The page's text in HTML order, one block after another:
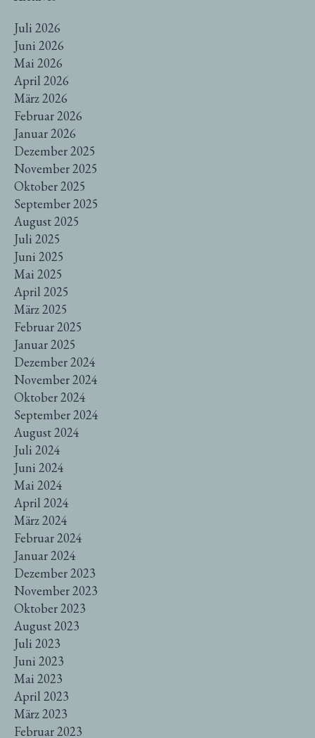
Juli 2026
Juni 2026
Mai 2026
April 2026
März 2026
Februar 2026
Januar 2026
Dezember 2025
November 2025
Oktober 2025
September 2025
August 2025
Juli 2025
Juni 2025
Mai 2025
April 2025
März 2025
Februar 2025
Januar 2025
Dezember 2024
November 2024
Oktober 2024
September 2024
August 2024
Juli 2024
Juni 2024
Mai 2024
April 2024
März 2024
Februar 2024
Januar 2024
Dezember 2023
November 2023
Oktober 2023
August 2023
Juli 2023
Juni 2023
Mai 2023
April 2023
März 2023
Februar 2023